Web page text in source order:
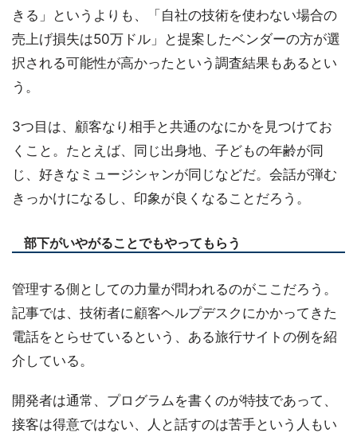
きる」というよりも、「自社の技術を使わない場合の
売上げ損失は50万ドル」と提案したベンダーの方が選
択される可能性が高かったという調査結果もあるとい
う。
3つ目は、顧客なり相手と共通のなにかを見つけてお
くこと。たとえば、同じ出身地、子どもの年齢が同
じ、好きなミュージシャンが同じなどだ。会話が弾む
きっかけになるし、印象が良くなることだろう。
部下がいやがることでもやってもらう
管理する側としての力量が問われるのがここだろう。
記事では、技術者に顧客ヘルプデスクにかかってきた
電話をとらせているという、ある旅行サイトの例を紹
介している。
開発者は通常、プログラムを書くのが特技であって、
接客は得意ではない、人と話すのは苦手という人もい